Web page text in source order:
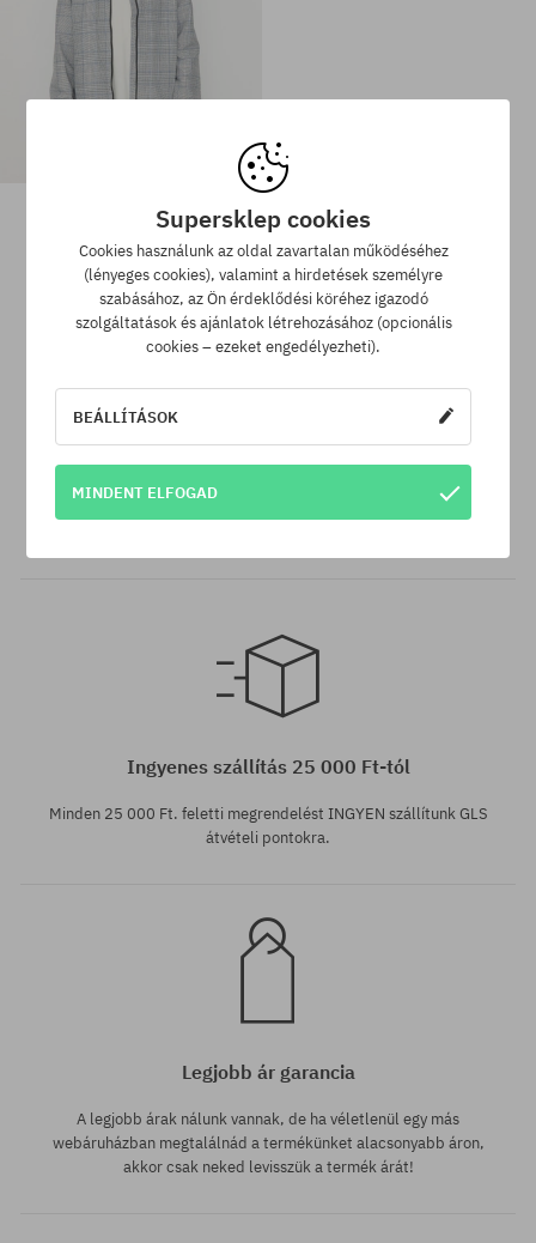
Elérhető méretek:
Elérhető méretek:
XL
16400 Ft
SuperClub hűségprogramunknak köszönhetően minden olyan
vásárlás után, amire nem jár kedvezmény, a számládon a
Ingyenes szállítás 25 000 Ft-tól
Minden 25 000 Ft. feletti megrendelést INGYEN szállítunk GLS
átvételi pontokra.
Legjobb ár garancia
A legjobb árak nálunk vannak, de ha véletlenül egy más
webáruházban megtalálnád a termékünket alacsonyabb áron,
akkor csak neked levisszük a termék árát!
Supersklep cookies
Cookies használunk az oldal zavartalan működéséhez
(lényeges cookies), valamint a hirdetések személyre
szabásához, az Ön érdeklődési köréhez igazodó
szolgáltatások és ajánlatok létrehozásához (opcionális
cookies – ezeket engedélyezheti).
BEÁLLÍTÁSOK
MINDENT ELFOGAD